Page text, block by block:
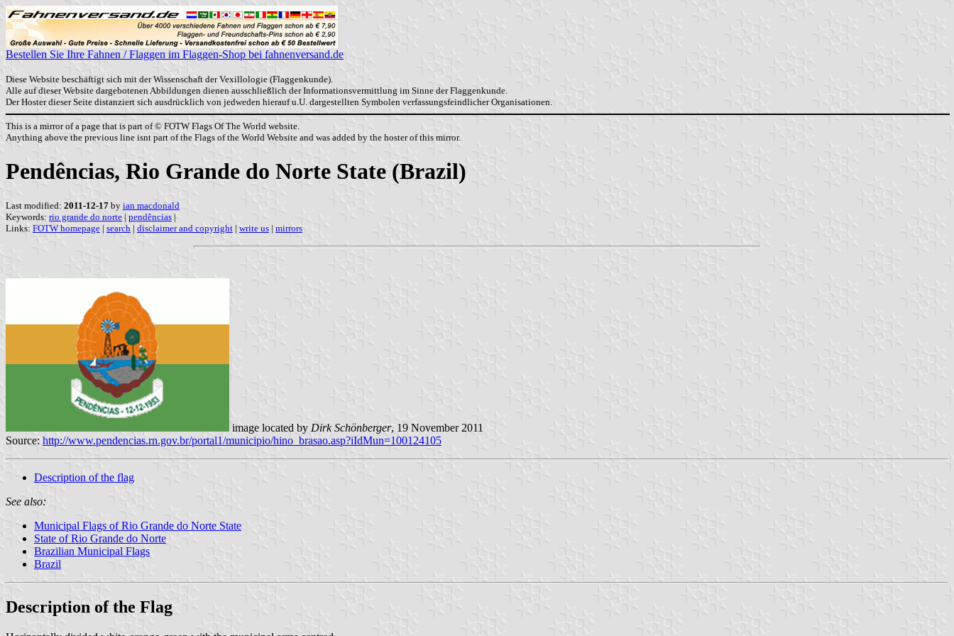
Bestellen Sie Ihre Fahnen / Flaggen im Flaggen-Shop bei fahnenversand.de
Diese Website beschäftigt sich mit der Wissenschaft der Vexillologie (Flaggenkunde).
Alle auf dieser Website dargebotenen Abbildungen dienen ausschließlich der Informationsvermittlung im Sinne der Flaggenkunde.
Der Hoster dieser Seite distanziert sich ausdrücklich von jedweden hierauf u.U. dargestellten Symbolen verfassungsfeindlicher Organisationen.
This is a mirror of a page that is part of © FOTW Flags Of The World website.
Anything above the previous line isnt part of the Flags of the World Website and was added by the hoster of this mirror.
Pendências, Rio Grande do Norte State (Brazil)
Last modified: 2011-12-17 by ian macdonald
Keywords: rio grande do norte | pendências |
Links: FOTW homepage | search | disclaimer and copyright | write us | mirrors
image located by Dirk Schönberger, 19 November 2011
Source: http://www.pendencias.rn.gov.br/portal1/municipio/hino_brasao.asp?iIdMun=100124105
Description of the flag
See also:
Municipal Flags of Rio Grande do Norte State
State of Rio Grande do Norte
Brazilian Municipal Flags
Brazil
Description of the Flag